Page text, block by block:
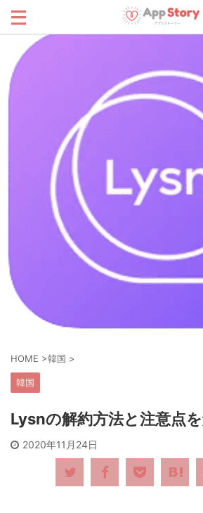
HOME >韓国 >
韓国
Lysnの解約方法と注意点を
2020年11月24日